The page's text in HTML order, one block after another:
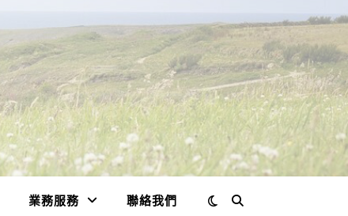
業務服務 聯絡我們